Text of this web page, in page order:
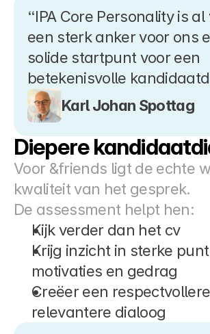
“IPA Core Personality is
een sterk anker voor ons
solide startpunt voor een
betekenisvolle
Karl Johan Spottag
Diepere
Voor &friends ligt de echte
kwaliteit van het gesprek.
De assessment helpt hen:
Kijk verder dan het cv
Krijg inzicht in sterke
motivaties en gedrag
Creëer een
relevantere dialoog